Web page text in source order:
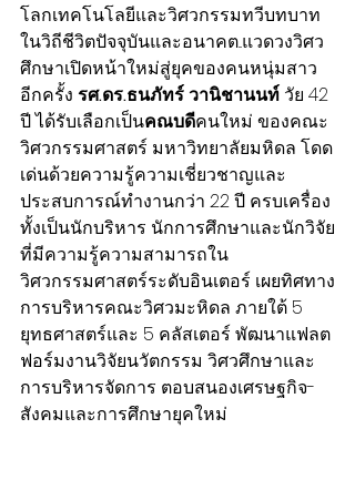
โลกเทคโนโลยีและวิศวกรรมทวีบทบาท
ในวิถีชีวิตปัจจุบันและอนาคต...แวดวงวิศว
ศึกษาเปิดหน้าใหม่สู่ยุคของคนหนุ่มสาว
อีกครั้ง รศ.ดร.ธนภัทร์ วานิชานนท์ วัย 42
ปี ได้รับเลือกเป็นคณบดีคนใหม่ ของคณะ
วิศวกรรมศาสตร์ มหาวิทยาลัยมหิดล โดด
เด่นด้วยความรู้ความเชี่ยวชาญและ
ประสบการณ์ทำงานกว่า 22 ปี ครบเครื่อง
ทั้งเป็นนักบริหาร นักการศึกษาและนักวิจัย
ที่มีความรู้ความสามารถใน
วิศวกรรมศาสตร์ระดับอินเตอร์ เผยทิศทาง
การบริหารคณะวิศวมะหิดล ภายใต้ 5
ยุทธศาสตร์และ 5 คลัสเตอร์ พัฒนาแฟลต
ฟอร์มงานวิจัยนวัตกรรม วิศวศึกษาและ
การบริหารจัดการ ตอบสนองเศรษฐกิจ-
สังคมและการศึกษายุคใหม่